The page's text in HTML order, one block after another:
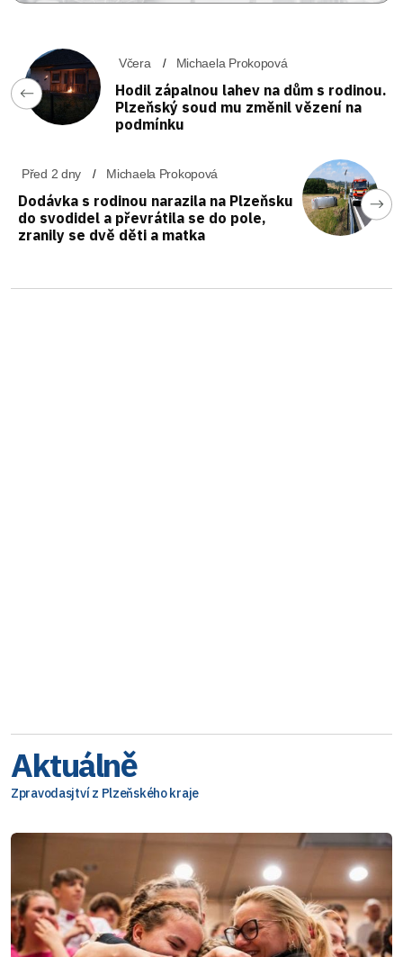
Včera Michaela Prokopová
Hodil zápalnou lahev na dům s rodinou.
Plzeňský soud mu změnil vězení na
podmínku
Před 2 dny Michaela Prokopová
Dodávka s rodinou narazila na Plzeňsku
do svodidel a převrátila se do pole,
zranily se dvě děti a matka
Aktuálně
Zpravodasjtví z Plzeňského kraje